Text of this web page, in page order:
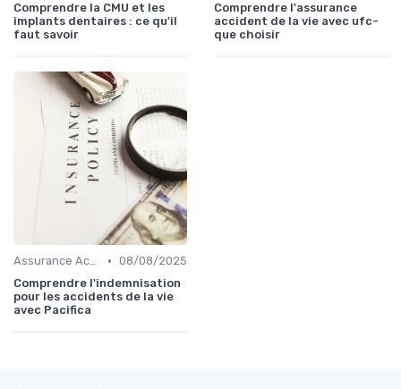
Comprendre la CMU et les
implants dentaires : ce qu'il
faut savoir
Comprendre l'assurance
accident de la vie avec ufc-
que choisir
Assurance Accident • 08/08/2025
Comprendre l'indemnisation
pour les accidents de la vie
avec Pacifica